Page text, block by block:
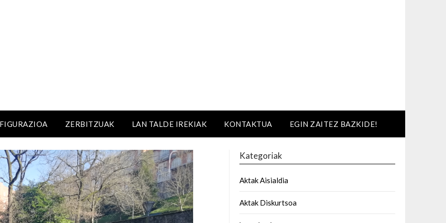
ZERBITZUAK LAN TALDE IREKIAK KONTAKTUA EGIN ZAITEZ BAZKIDE!
Kategoriak
Aktak Aisialdia
Aktak Diskurtsoa